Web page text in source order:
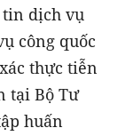
dịch vụ
công quốc
thực tiễn
tại Bộ Tư
huấn